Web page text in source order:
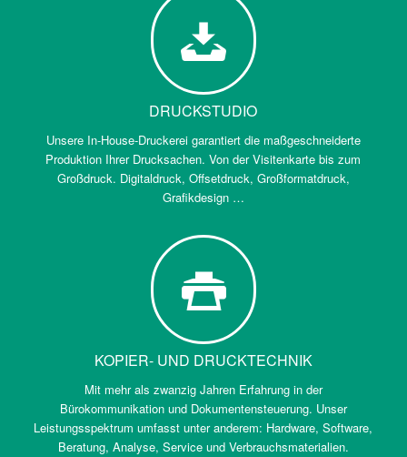
DRUCKSTUDIO
Unsere In-House-Druckerei garantiert die maßgeschneiderte
Produktion Ihrer Drucksachen. Von der Visitenkarte bis zum
Großdruck. Digitaldruck, Offsetdruck, Großformatdruck,
Grafikdesign …
KOPIER- UND DRUCKTECHNIK
Mit mehr als zwanzig Jahren Erfahrung in der
Bürokommunikation und Dokumentensteuerung. Unser
Leistungsspektrum umfasst unter anderem: Hardware, Software,
Beratung, Analyse, Service und Verbrauchsmaterialien.